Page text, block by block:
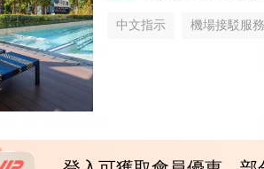
中文指示 機場接駁服務